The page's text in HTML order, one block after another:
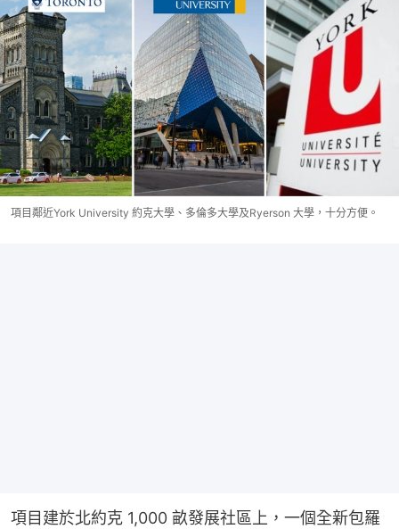
項目鄰近York University 約克大學、多倫多大學及Ryerson 大學，十分方便。
項目建於北約克 1,000 畝發展社區上，一個全新包羅